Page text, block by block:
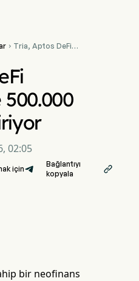
 Tria, Aptos DeFi
500.000
02:05
için
Bağlantıyı
kopyala

bir neofinans